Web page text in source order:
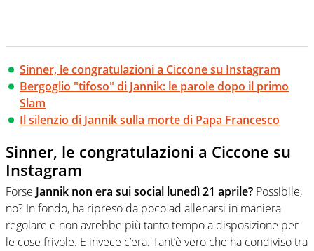
Sinner, le congratulazioni a Ciccone su Instagram
Bergoglio "tifoso" di Jannik: le parole dopo il primo
Slam
Il silenzio di Jannik sulla morte di Papa Francesco
Sinner, le congratulazioni a Ciccone su
Instagram
Forse Jannik non era sui social lunedì 21 aprile? Possibile,
no? In fondo, ha ripreso da poco ad allenarsi in maniera
regolare e non avrebbe più tanto tempo a disposizione per
le cose frivole. E invece c’era. Tant’è vero che ha condiviso tra